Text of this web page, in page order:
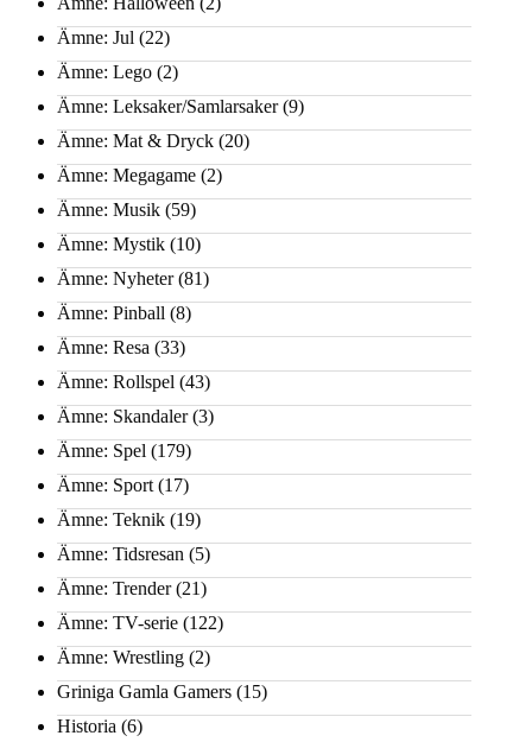
Ämne: Jul (22)
Ämne: Lego (2)
Ämne: Leksaker/Samlarsaker(9)
Ämne: Mat & Dryck (20)
Ämne: Megagame (2)
Ämne: Musik (59)
Ämne: Mystik (10)
Ämne: Nyheter(81)
Ämne: Pinball (8)
Ämne: Resa (33)
Ämne: Rollspel (43)
Ämne: Skandaler(3)
Ämne: Spel (179)
Ämne: Sport (17)
Ämne: Teknik (19)
Ämne: Tidsresan (5)
Ämne: Trender(21)
Ämne: TV-serie (122)
Ämne: Wrestling (2)
Griniga Gamla Gamers (15)
Historia (6)